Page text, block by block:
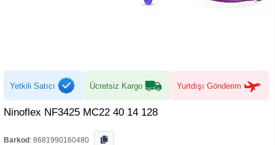
Yetkili Satıcı Ücretsiz Kargo Yurtdışı Gönderim
Ninoflex NF3425 MC22 40 14 128
Barkod : 8681990160480